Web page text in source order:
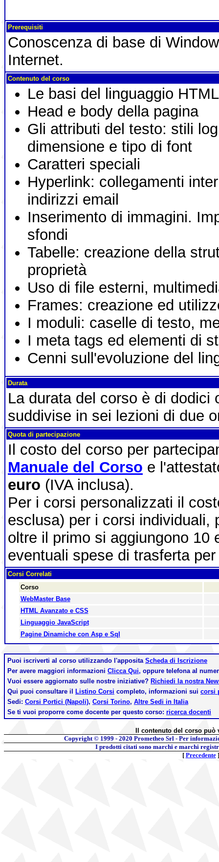
Prerequisiti
Conoscenza di base di
Internet.
Contenuto del corso
Le basi del linguaggio
Head e body della pagina
Gli attributi del testo: stili
dimensione e tipo di font
Caratteri speciali
Hyperlink: collegamenti
indirizzi email
Inserimento di immagini.
sfondi
Tabelle: creazione della
proprietà
Uso di file esterni,
Frames: creazione ed
I moduli: caselle di testo,
I meta tags ed elementi di
Cenni sull'evoluzione del
Durata
La durata del corso è di dodici
suddivise in sei lezioni di due
Quota di partecipazione
Il costo del corso per
Manuale del Corso e
euro (IVA inclusa).
Per i corsi personalizzati il
esclusa) per i corsi individuali,
oltre il primo si aggiungono 10
eventuali spese di trasferta
Corsi Correlati
Corso
WebMaster Base
HTML Avanzato e CSS
Linguaggio JavaScript
Pagine Dinamiche con Asp e Sql
Puoi iscriverti al corso utilizzando l'apposita Scheda di Iscrizione
Per avere maggiori informazioni Clicca Qui, oppure telefona al
Vuoi essere aggiornato sulle nostre iniziative? Richiedi la nostra
Qui puoi consultare il
Listino Corsi completo, informazioni sui corsi
Sedi: Corsi Portici (Napoli), Corsi Torino, Altre Sedi in Italia
Se ti vuoi proporre come docente per questo corso: ricerca docenti
Il contenuto del corso
Copyright © 1999 - 2020 Prometheo Srl - Per
I prodotti citati sono marchi e marchi
[ Precedente]